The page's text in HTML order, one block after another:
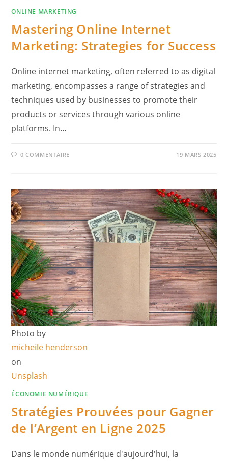
ONLINE MARKETING
Mastering Online Internet
Marketing: Strategies for Success
Online internet marketing, often referred to as digital
marketing, encompasses a range of strategies and
techniques used by businesses to promote their
products or services through various online
platforms. In…
0 COMMENTAIRE 19 MARS 2025
Photo by
micheile henderson
on
Unsplash
ÉCONOMIE NUMÉRIQUE
Stratégies Prouvées pour Gagner
de l’Argent en Ligne 2025
Dans le monde numérique d'aujourd'hui, la